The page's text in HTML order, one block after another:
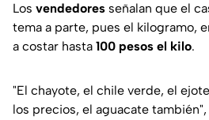
Los vendedores señalan que el
tema a parte, pues el kilogramo,
a costar hasta 100 pesos el kilo.
"El chayote, el chile verde, el
los precios, el aguacate